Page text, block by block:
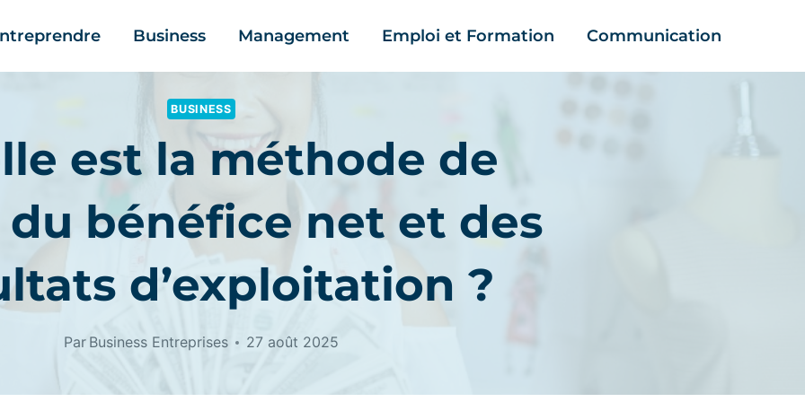
Business Management Emploi et Formation Communication
BUSINESS
est la méthode de
bénéfice net et des
d’exploitation ?
Par Business Entreprises 27 août 2025